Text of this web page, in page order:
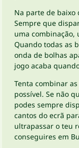
Na parte de baixo
Sempre que
uma combinação,
Quando todas as
onda de bolhas
jogo acaba
Tenta combinar
possível. Se não
podes sempre
cantos do ecrã
ultrapassar o teu
conseguires em